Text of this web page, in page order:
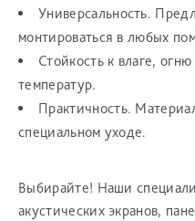
Универсальность.
монтироваться в любых
Стойкость к влаге,
температур.
Практичность.
специальном уходе.
Выбирайте! Наши
акустических экранов,